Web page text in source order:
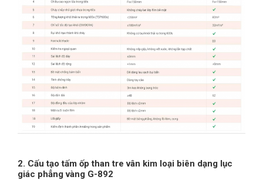
2. Cấu tạo tấm ốp than tre vân kim loại biên dạng lục
giác phẳng vàng G-892